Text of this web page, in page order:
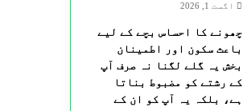
اگست 1, 2026
چھونے کا احساس بچے کے لیے
باعث سکون اور اطمینان
بخش یہ گلے لگنا نہ صرف آپ
کے رشتے کو مضبوط بناتا
ہے، بلکہ یہ آپ کو ان کے